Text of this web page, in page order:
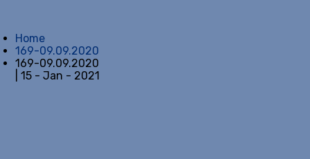
Home
169-09.09.2020
169-09.09.2020
| 15 - Jan - 2021